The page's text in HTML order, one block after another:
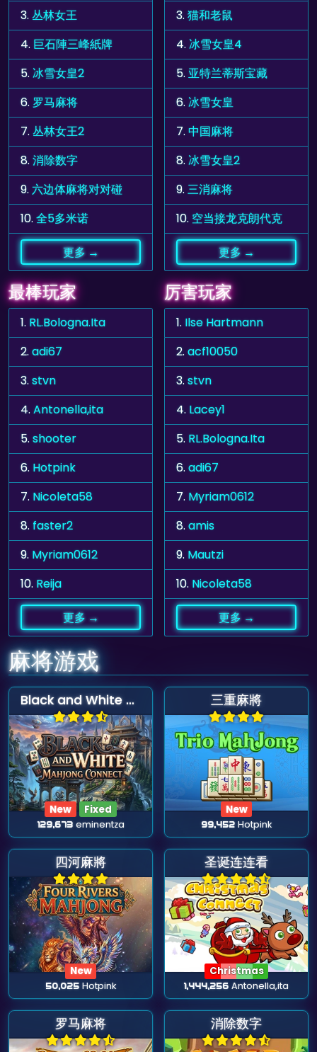
3.丛林女王
4. 巨石陣三峰紙牌
5.冰雪女皇2
6.罗马麻将
7.丛林女王2
8.消除数字
9.六边体麻将对对碰
10.全5多米诺
更多 →
3.猫和老鼠
4.冰雪女皇4
5.亚特兰蒂斯宝藏
6.冰雪女皇
7.中国麻将
8.冰雪女皇2
9.三消麻将
10. 空当接龙克朗代克
更多 →
最棒玩家
1. RL.Bologna.Ita
2.adi67
3.stvn
4.Antonella,ita
5.shooter
6. Hotpink
7. Nicoleta58
8.faster2
9. Myriam0612
10. Reija
更多 →
厉害玩家
1. Ilse Hartmann
2.acf10050
3.stvn
4. Lacey1
5. RL.Bologna.Ita
6.adi67
7. Myriam0612
8.amis
9. Mautzi
10. Nicoleta58
更多 →
麻将游戏
Black and White Mahjong Connect
New Fixed
129,673 eminentza
三重麻將
New
99,452 Hotpink
四河麻將
New
50,025 Hotpink
圣诞连连看
Christmas
1,444,256 Antonella,ita
罗马麻将 消除数字